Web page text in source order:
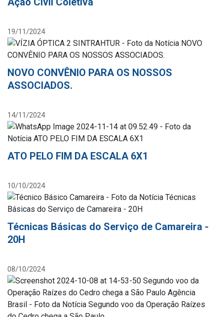
19/11/2024
NOVO CONVÊNIO PARA OS NOSSOS
ASSOCIADOS.
14/11/2024
ATO PELO FIM DA ESCALA 6X1
10/10/2024
Técnicas Básicas do Serviço de Camareira -
20H
08/10/2024